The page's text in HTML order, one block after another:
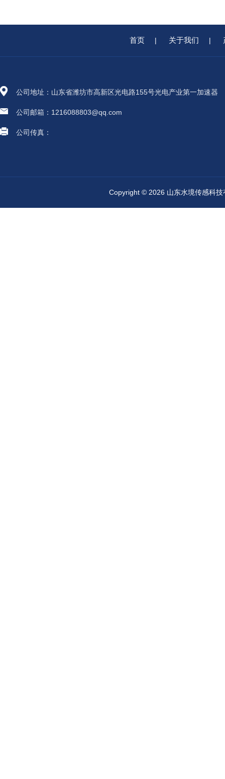
首页 | 关于我们 |
公司地址：山东省潍坊市高新区光电路155号光电产业第一加速器
公司邮箱：1216088803@qq.com
公司传真：
Copyright © 2026 山东水境传感科